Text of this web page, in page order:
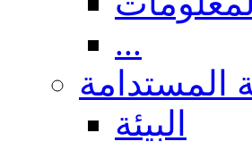
...
المستدامة
البيئة